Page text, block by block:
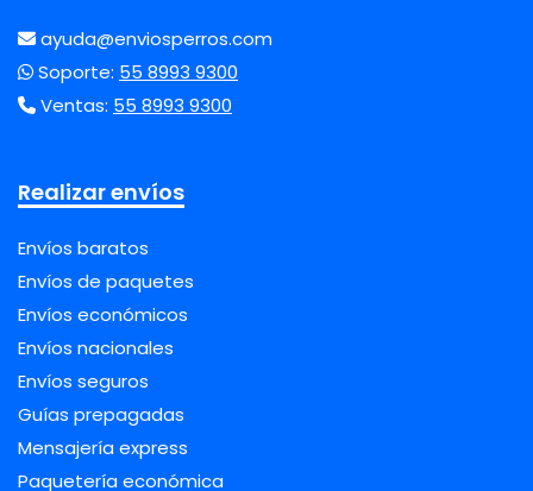
ayuda@enviosperros.com
Soporte: 55 8993 9300
Ventas: 55 8993 9300
Realizar envíos
Envíos baratos
Envíos de paquetes
Envíos económicos
Envíos nacionales
Envíos seguros
Guías prepagadas
Mensajería express
Paquetería económica